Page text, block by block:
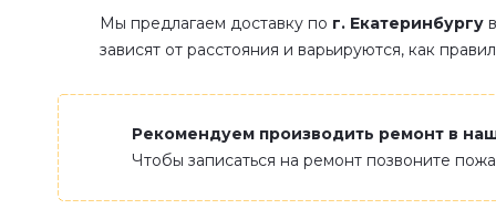
Мы предлагаем доставку по г. Екатеринбургу
зависят от расстояния и варьируются, как
Рекомендуем производить ремонт в
Чтобы записаться на ремонт позвоните